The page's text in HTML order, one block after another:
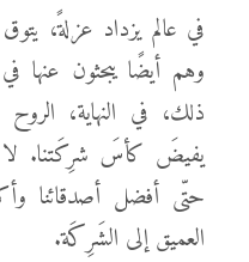
في عالم يزداد عزلةً،
وهم أيضًا يبحثون عنها
ذلك، في النهاية،
يفيضَ كأسَ شرِكَتنا.
حتّى أفضل أصدقائنا
العميق إلى الشَرِكَة.